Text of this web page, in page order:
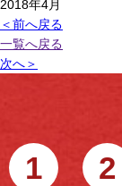
2018年4月
＜前へ戻る
一覧へ戻る
次へ＞
1 2